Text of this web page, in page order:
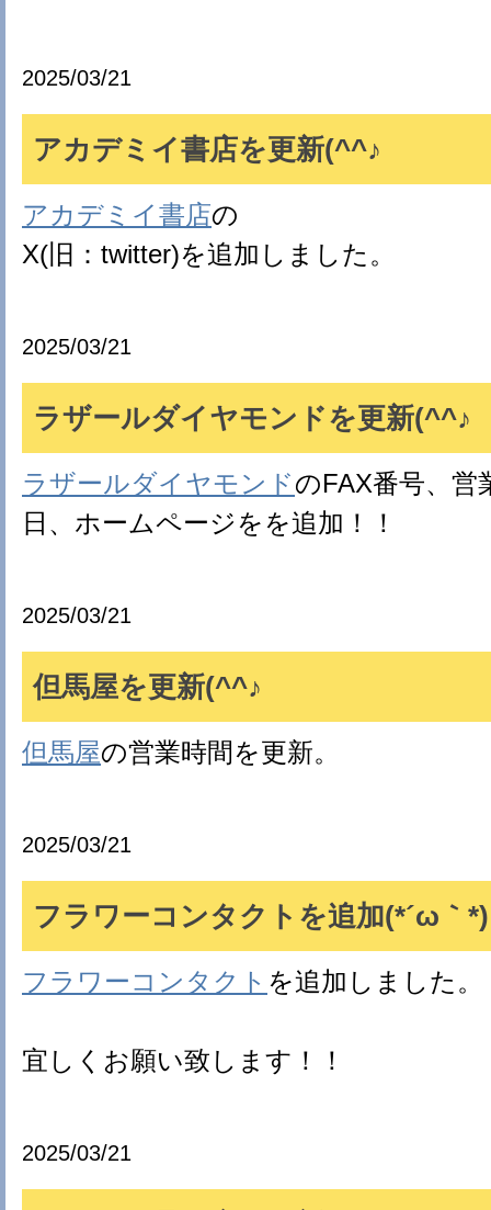
2025/03/21
アカデミイ書店を更新(^^♪
アカデミイ書店の
X(旧：twitter)を追加しました。
2025/03/21
ラザールダイヤモンドを更新(^^♪
ラザールダイヤモンドのFAX番号、営
日、ホームページをを追加！！
2025/03/21
但馬屋を更新(^^♪
但馬屋の営業時間を更新。
2025/03/21
フラワーコンタクトを追加(*´ω｀*)
フラワーコンタクト を追加しました。
宜しくお願い致します！！
2025/03/21